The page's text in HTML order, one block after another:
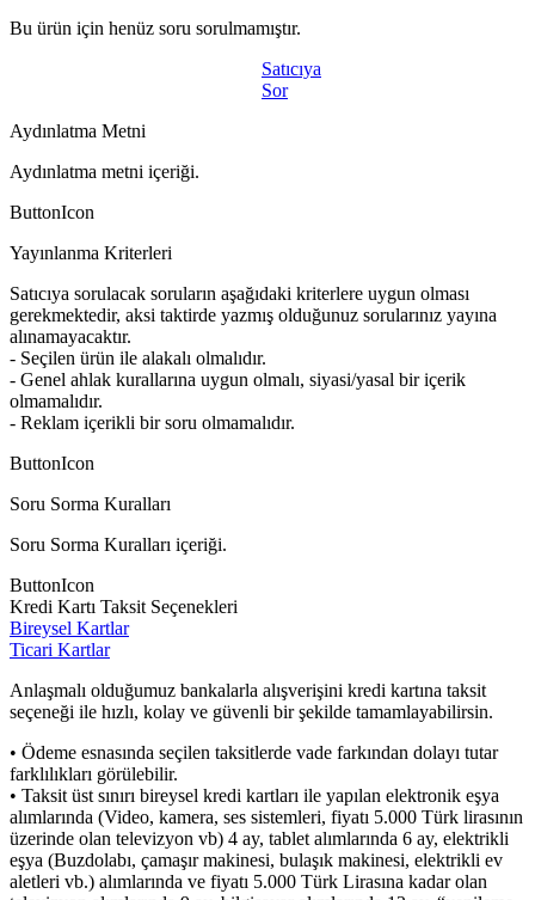
Bu ürün için henüz soru sorulmamıştır.
Satıcıya
Sor
Aydınlatma Metni
Aydınlatma metni içeriği.
ButtonIcon
Yayınlanma Kriterleri
Satıcıya sorulacak soruların aşağıdaki kriterlere uygun olması
gerekmektedir, aksi taktirde yazmış olduğunuz sorularınız yayına
alınamayacaktır.
- Seçilen ürün ile alakalı olmalıdır.
- Genel ahlak kurallarına uygun olmalı, siyasi/yasal bir içerik
olmamalıdır.
- Reklam içerikli bir soru olmamalıdır.
ButtonIcon
Soru Sorma Kuralları
Soru Sorma Kuralları içeriği.
ButtonIcon
Kredi Kartı Taksit Seçenekleri
Bireysel Kartlar
Ticari Kartlar
Anlaşmalı olduğumuz bankalarla alışverişini kredi kartına taksit
seçeneği ile hızlı, kolay ve güvenli bir şekilde tamamlayabilirsin.
• Ödeme esnasında seçilen taksitlerde vade farkından dolayı tutar
farklılıkları görülebilir.
• Taksit üst sınırı bireysel kredi kartları ile yapılan elektronik eşya
alımlarında (Video, kamera, ses sistemleri, fiyatı 5.000 Türk lirasının
üzerinde olan televizyon vb) 4 ay, tablet alımlarında 6 ay, elektrikli
eşya (Buzdolabı, çamaşır makinesi, bulaşık makinesi, elektrikli ev
aletleri vb.) alımlarında ve fiyatı 5.000 Türk Lirasına kadar olan